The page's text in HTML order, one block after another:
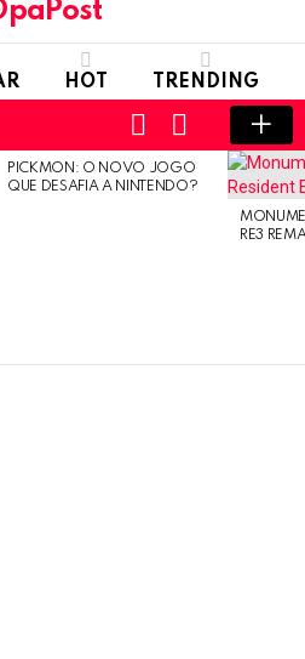
HOT TRENDING
SWITCH
SKIN
LOGIN
PICKMON: O NOVO JOGO
QUE DESAFIA A NINTENDO?
RE3